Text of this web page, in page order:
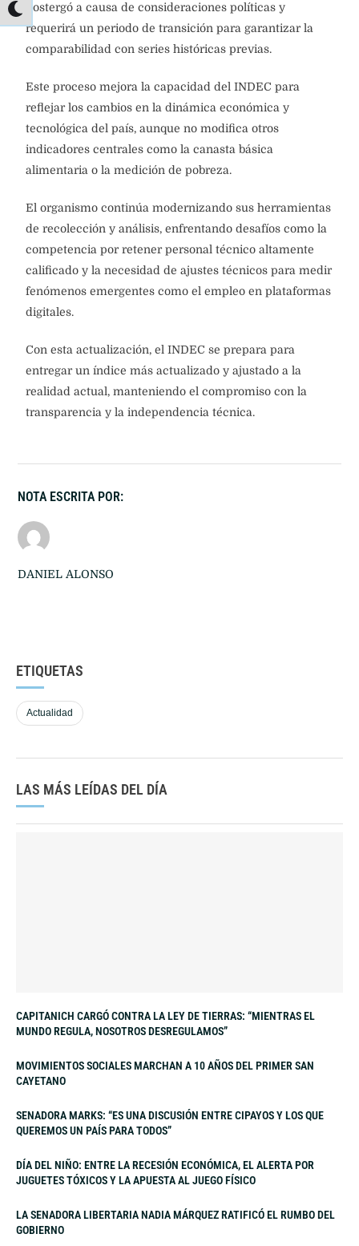
postergó a causa de consideraciones políticas y
requerirá un periodo de transición para garantizar la
comparabilidad con series históricas previas.
Este proceso mejora la capacidad del INDEC para
reflejar los cambios en la dinámica económica y
tecnológica del país, aunque no modifica otros
indicadores centrales como la canasta básica
alimentaria o la medición de pobreza.
El organismo continúa modernizando sus herramientas
de recolección y análisis, enfrentando desafíos como la
competencia por retener personal técnico altamente
calificado y la necesidad de ajustes técnicos para medir
fenómenos emergentes como el empleo en plataformas
digitales.
Con esta actualización, el INDEC se prepara para
entregar un índice más actualizado y ajustado a la
realidad actual, manteniendo el compromiso con la
transparencia y la independencia técnica.
NOTA ESCRITA POR:
DANIEL ALONSO
ETIQUETAS
Actualidad
LAS MÁS LEÍDAS DEL DÍA
CAPITANICH CARGÓ CONTRA LA LEY DE TIERRAS: “MIENTRAS EL
MUNDO REGULA, NOSOTROS DESREGULAMOS”
MOVIMIENTOS SOCIALES MARCHAN A 10 AÑOS DEL PRIMER SAN
CAYETANO
SENADORA MARKS: “ES UNA DISCUSIÓN ENTRE CIPAYOS Y LOS QUE
QUEREMOS UN PAÍS PARA TODOS”
DÍA DEL NIÑO: ENTRE LA RECESIÓN ECONÓMICA, EL ALERTA POR
JUGUETES TÓXICOS Y LA APUESTA AL JUEGO FÍSICO
LA SENADORA LIBERTARIA NADIA MÁRQUEZ RATIFICÓ EL RUMBO DEL
GOBIERNO